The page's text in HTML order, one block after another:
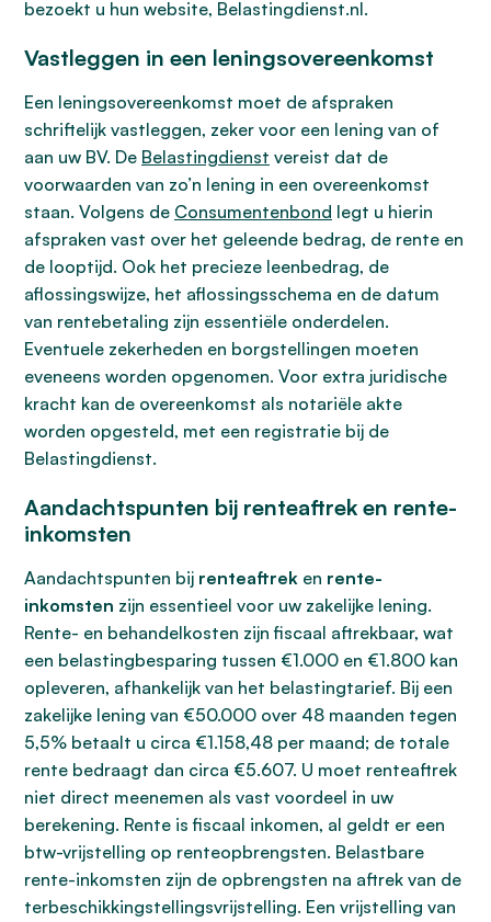
bezoekt u hun website, Belastingdienst.nl.
Vastleggen in een leningsovereenkomst
Een leningsovereenkomst moet de afspraken
schriftelijk vastleggen, zeker voor een lening van of
aan uw BV. De Belastingdienst vereist dat de
voorwaarden van zo’n lening in een overeenkomst
staan. Volgens de Consumentenbond legt u hierin
afspraken vast over het geleende bedrag, de rente en
de looptijd. Ook het precieze leenbedrag, de
aflossingswijze, het aflossingsschema en de datum
van rentebetaling zijn essentiële onderdelen.
Eventuele zekerheden en borgstellingen moeten
eveneens worden opgenomen. Voor extra juridische
kracht kan de overeenkomst als notariële akte
worden opgesteld, met een registratie bij de
Belastingdienst.
Aandachtspunten bij renteaftrek en rente-
inkomsten
Aandachtspunten bij renteaftrek en rente-
inkomsten zijn essentieel voor uw zakelijke lening.
Rente- en behandelkosten zijn fiscaal aftrekbaar, wat
een belastingbesparing tussen €1.000 en €1.800 kan
opleveren, afhankelijk van het belastingtarief. Bij een
zakelijke lening van €50.000 over 48 maanden tegen
5,5% betaalt u circa €1.158,48 per maand; de totale
rente bedraagt dan circa €5.607. U moet renteaftrek
niet direct meenemen als vast voordeel in uw
berekening. Rente is fiscaal inkomen, al geldt er een
btw-vrijstelling op renteopbrengsten. Belastbare
rente-inkomsten zijn de opbrengsten na aftrek van de
terbeschikkingstellingsvrijstelling. Een vrijstelling van